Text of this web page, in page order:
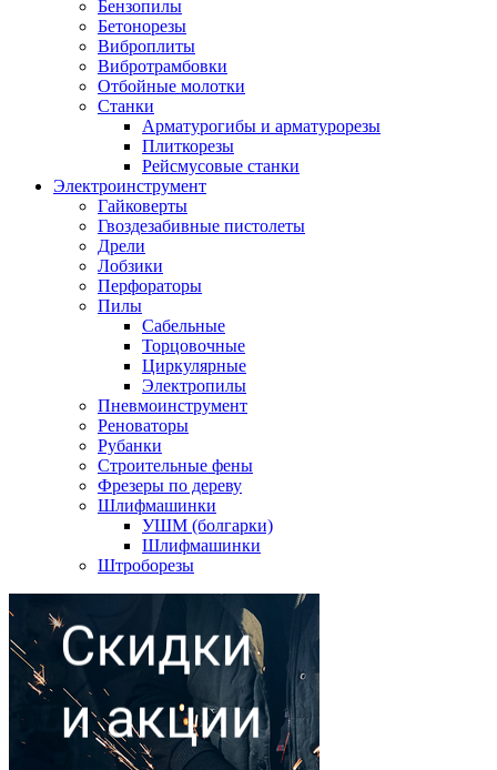
Бензопилы
Бетонорезы
Виброплиты
Вибротрамбовки
Отбойные молотки
Станки
Арматурогибы и арматурорезы
Плиткорезы
Рейсмусовые станки
Электроинструмент
Гайковерты
Гвоздезабивные пистолеты
Дрели
Лобзики
Перфораторы
Пилы
Сабельные
Торцовочные
Циркулярные
Электропилы
Пневмоинструмент
Реноваторы
Рубанки
Строительные фены
Фрезеры по дереву
Шлифмашинки
УШМ (болгарки)
Шлифмашинки
Штроборезы